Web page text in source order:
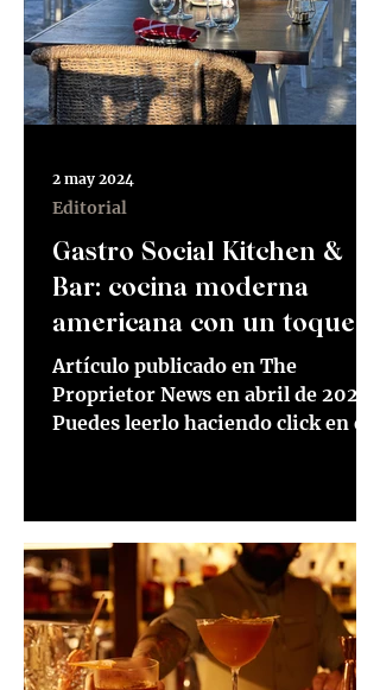
Gastro Social Kitchen &
Bar: cocina moderna
americana con un toque
especial
Artículo publicado en The
Proprietor News en abril de 2024.
Puedes leerlo haciendo click en el
Editorial
2 may 2024